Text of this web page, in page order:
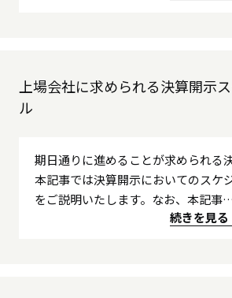
上場会社に求められる決算開示
ル
期日通りに進めることが求められる
本記事では決算開示においてのスケ
をご説明いたします。なお、本記事…
続きを見る